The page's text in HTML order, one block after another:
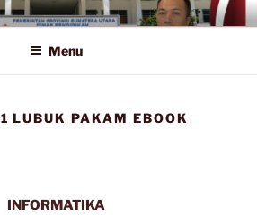
1 LUBUK PAKAM
Menu
LUBUK PAKAM EBOOK
INFORMATIKA